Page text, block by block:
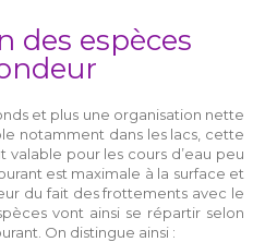
des espèces
et plus une organisation nette
notamment dans les lacs, cette
pour les cours d’eau peu
est maximale à la surface et
du fait des frottements avec le
vont ainsi se répartir selon
On distingue ainsi :